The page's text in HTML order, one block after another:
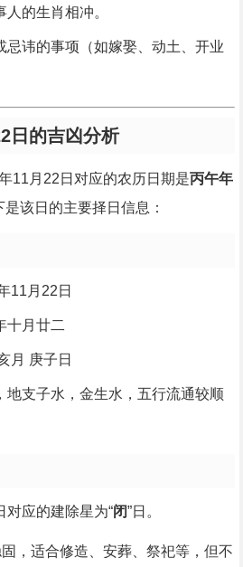
的生肖相冲。
忌讳的事项（如嫁娶、动土、开业
日的吉凶分析
11月22日对应的农历日期是丙午年
是该日的主要择日信息：
11月22日
十月廿二
月 庚子日
地支子水，金生水，五行流通较顺
对应的建除星为“闭”日。
固，适合修造、安葬、祭祀等，但不